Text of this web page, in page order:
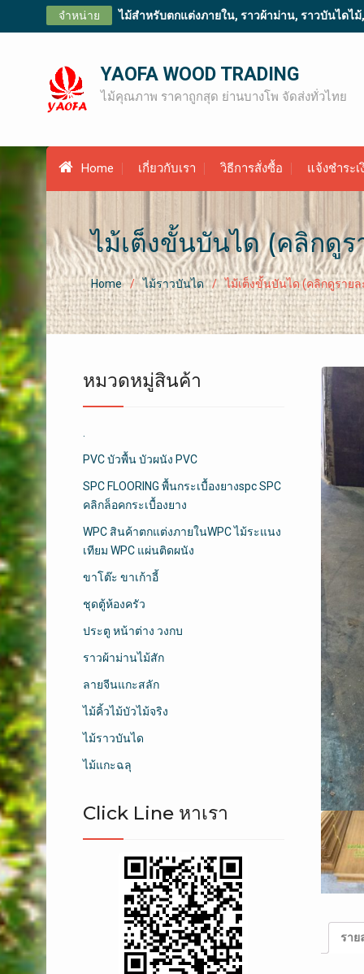
จำหน่าย ไม้สำหรับตกแต่งภายใน, ราวผ้าม่าน, ราวบันได
YAOFA WOOD TRADING
ไม้คุณภาพ ราคาถูกสุด ย่านบางโพ จัดส่งทั่วไทย
Home เกี่ยวกับเรา วิธีการสั่งซื้อ แจ้งชำระเ
ไม้เต็งขั้นบันได (คลิกดูร
Home ไม้ราวบันได ไม้เต็งขั้นบันได (คลิกดูรายล
ราย
หมวดหมู่สินค้า
PVC บัวพื้น บัวผนัง PVC
SPC FLOORING พื้นกระเบื้องยางspc SPC
คลิกล็อคกระเบื้องยาง
WPC สินค้าตกแต่งภายในWPC ไม้ระแนง
เทียม WPC แผ่นติดผนัง
ขาโต๊ะ ขาเก้าอี้
ชุดตู้ห้องครัว
ประตู หน้าต่าง วงกบ
ราวผ้าม่านไม้สัก
ลายจีนแกะสลัก
ไม้คิ้วไม้บัวไม้จริง
ไม้ราวบันได
ไม้แกะฉลุ
Click Line หาเรา